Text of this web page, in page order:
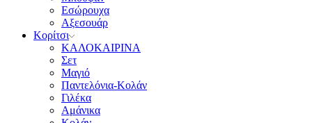
Εσώρουχα
Αξεσουάρ
Κορίτσι
ΚΑΛΟΚΑΙΡΙΝΑ
Σετ
Μαγιό
Παντελόνια-Κολάν
Γιλέκα
Αμάνικα